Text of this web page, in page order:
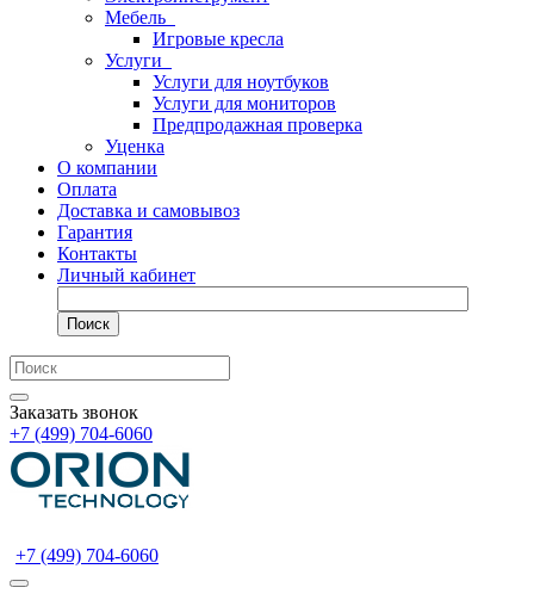
Мебель
Игровые кресла
Услуги
Услуги для ноутбуков
Услуги для мониторов
Предпродажная проверка
Уценка
О компании
Оплата
Доставка и самовывоз
Гарантия
Контакты
Личный кабинет
Поиск
Заказать звонок
+7 (499) 704-6060
+7 (499) 704-6060